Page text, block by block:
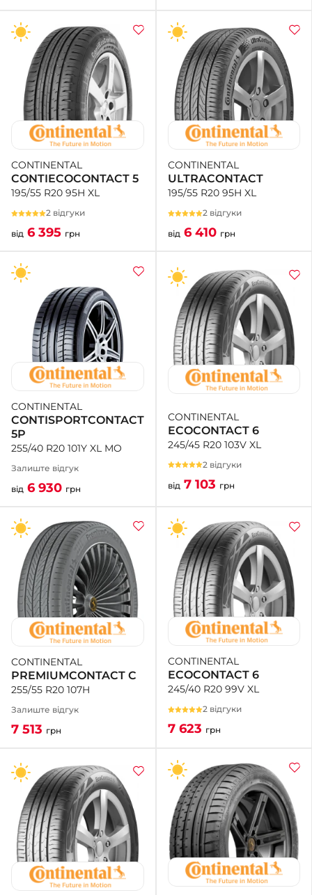
CONTINENTAL
CONTIECOCONTACT 5
195/55 R20 95H XL
2 відгуки
від 6 395 грн
CONTINENTAL
ULTRACONTACT
195/55 R20 95H XL
2 відгуки
від 6 410 грн
CONTINENTAL
CONTISPORTCONTACT
5P
255/40 R20 101Y XL MO
Залиште відгук
від 6 930 грн
CONTINENTAL
ECOCONTACT 6
245/45 R20 103V XL
2 відгуки
від 7 103 грн
CONTINENTAL
PREMIUMCONTACT C
255/55 R20 107H
Залиште відгук
7 513 грн
CONTINENTAL
ECOCONTACT 6
245/40 R20 99V XL
2 відгуки
7 623 грн